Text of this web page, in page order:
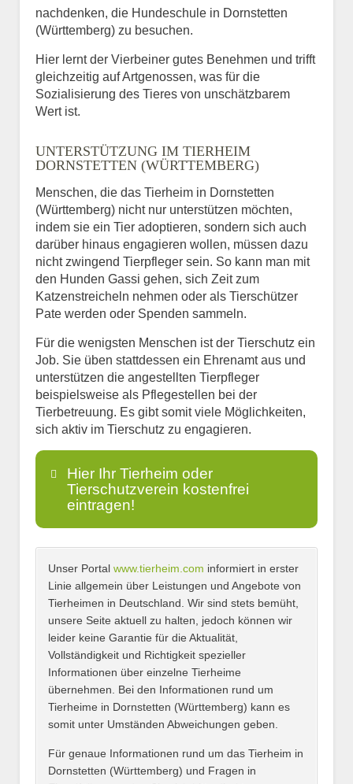
nachdenken, die Hundeschule in Dornstetten
(Württemberg) zu besuchen.
Hier lernt der Vierbeiner gutes Benehmen und trifft
gleichzeitig auf Artgenossen, was für die
Sozialisierung des Tieres von unschätzbarem
Wert ist.
UNTERSTÜTZUNG IM TIERHEIM
DORNSTETTEN (WÜRTTEMBERG)
Menschen, die das Tierheim in Dornstetten
(Württemberg) nicht nur unterstützen möchten,
indem sie ein Tier adoptieren, sondern sich auch
darüber hinaus engagieren wollen, müssen dazu
nicht zwingend Tierpfleger sein. So kann man mit
den Hunden Gassi gehen, sich Zeit zum
Katzenstreicheln nehmen oder als Tierschützer
Pate werden oder Spenden sammeln.
Für die wenigsten Menschen ist der Tierschutz ein
Job. Sie üben stattdessen ein Ehrenamt aus und
unterstützen die angestellten Tierpfleger
beispielsweise als Pflegestellen bei der
Tierbetreuung. Es gibt somit viele Möglichkeiten,
sich aktiv im Tierschutz zu engagieren.
Hier Ihr Tierheim oder
Tierschutzverein kostenfrei
eintragen!
Name*
E-Mail*
Name des Tierheims*
Unser Portal www.tierheim.com informiert in erster
Linie allgemein über Leistungen und Angebote von
Tierheimen in Deutschland. Wir sind stets bemüht,
unsere Seite aktuell zu halten, jedoch können wir
leider keine Garantie für die Aktualität,
Vollständigkeit und Richtigkeit spezieller
Informationen über einzelne Tierheime
übernehmen. Bei den Informationen rund um
Tierheime in Dornstetten (Württemberg) kann es
somit unter Umständen Abweichungen geben.
Für genaue Informationen rund um das Tierheim in
Dornstetten (Württemberg) und Fragen in